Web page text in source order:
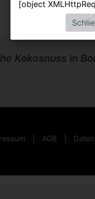
Kokosnuss in
AGB
[object